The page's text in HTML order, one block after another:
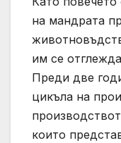
на мандрата
им се
Преди две
цикъла на
които